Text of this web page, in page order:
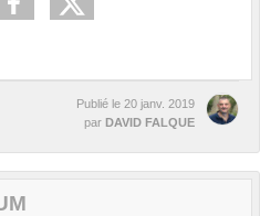
Publié le 20 janv. 2019
par DAVID FALQUE